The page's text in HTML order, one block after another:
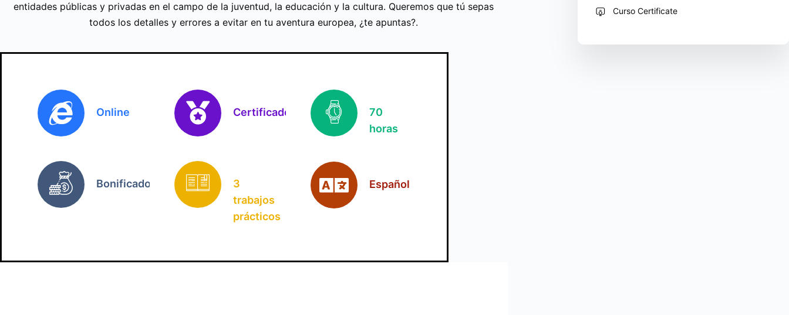
entidades públicas y privadas en el campo de la juventud, la educación y la cultura. Queremos que tú sepas
todos los detalles y errores a evitar en tu aventura europea, ¿te apuntas?.
Online
Bonificado
Certificado
3
trabajos
prácticos
70
horas
Español
Curso Certificate